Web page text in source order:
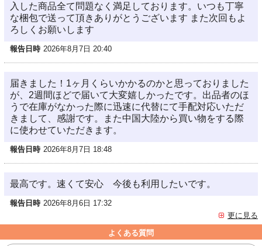
入した商品全て問題なく満足しております。いつも丁寧
な梱包で送って頂きありがとうございます また次回もよ
ろしくお願いします
報告日時 2026年8月7日 20:40
届きました！1ヶ月くらいかかるのかと思っておりました
が、2週間ほどで届いて大変嬉しかったです。出品者のほ
うで在庫がなかった際に迅速に代替にて手配対応いただ
きまして、感謝です。また中国大陸から買い物をする際
に使わせていただきます。
報告日時 2026年8月7日 18:48
最高です。速くて安心 今後も利用したいです。
報告日時 2026年8月6日 17:32
更に見る
よくある質問